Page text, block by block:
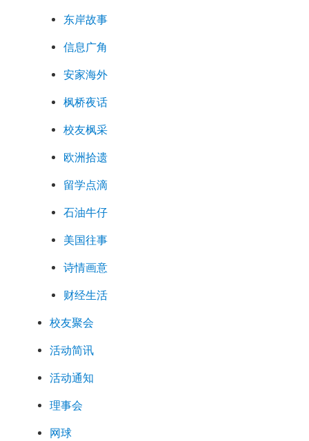
东岸故事
信息广角
安家海外
枫桥夜话
校友枫采
欧洲拾遗
留学点滴
石油牛仔
美国往事
诗情画意
财经生活
校友聚会
活动简讯
活动通知
理事会
网球